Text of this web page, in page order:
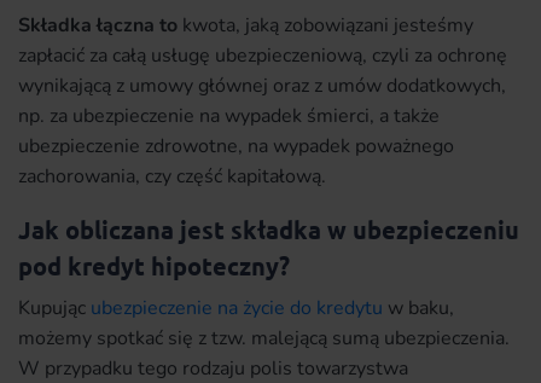
Składka łączna to kwota, jaką zobowiązani jesteśmy
zapłacić za całą usługę ubezpieczeniową, czyli za ochronę
wynikającą z umowy głównej oraz z umów dodatkowych,
np. za ubezpieczenie na wypadek śmierci, a także
ubezpieczenie zdrowotne, na wypadek poważnego
zachorowania, czy część kapitałową.
Jak obliczana jest składka w ubezpieczeniu
pod kredyt hipoteczny?
Kupując ubezpieczenie na życie do kredytu w baku,
możemy spotkać się z tzw. malejącą sumą ubezpieczenia.
W przypadku tego rodzaju polis towarzystwa